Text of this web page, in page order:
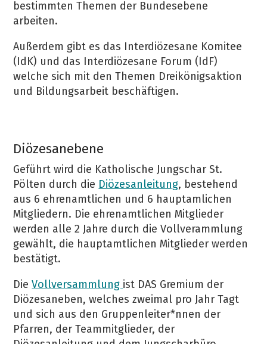
bestimmten Themen der Bundesebene
arbeiten.
Außerdem gibt es das Interdiözesane Komitee
(IdK) und das Interdiözesane Forum (IdF)
welche sich mit den Themen Dreikönigsaktion
und Bildungsarbeit beschäftigen.
Diözesanebene
Geführt wird die Katholische Jungschar St.
Pölten durch die Diözesanleitung, bestehend
aus 6 ehrenamtlichen und 6 hauptamlichen
Mitgliedern. Die ehrenamtlichen Mitglieder
werden alle 2 Jahre durch die Vollverammlung
gewählt, die hauptamtlichen Mitglieder werden
bestätigt.
DieVollversammlung ist DAS Gremium der
Diözesaneben, welches zweimal pro Jahr Tagt
und sich aus den Gruppenleiter*nnen der
Pfarren, der Teammitglieder, der